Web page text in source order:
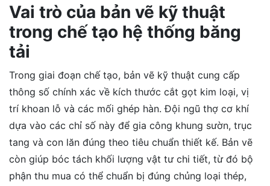
Vai trò của bản vẽ kỹ thuật
trong chế tạo hệ thống băng
tải
Trong giai đoạn chế tạo, bản vẽ kỹ thuật cung cấp
thông số chính xác về kích thước cắt gọt kim loại, vị
trí khoan lỗ và các mối ghép hàn. Đội ngũ thợ cơ khí
dựa vào các chỉ số này để gia công khung sườn, trục
tang và con lăn đúng theo tiêu chuẩn thiết kế. Bản vẽ
còn giúp bóc tách khối lượng vật tư chi tiết, từ đó bộ
phận thu mua có thể chuẩn bị đúng chủng loại thép,